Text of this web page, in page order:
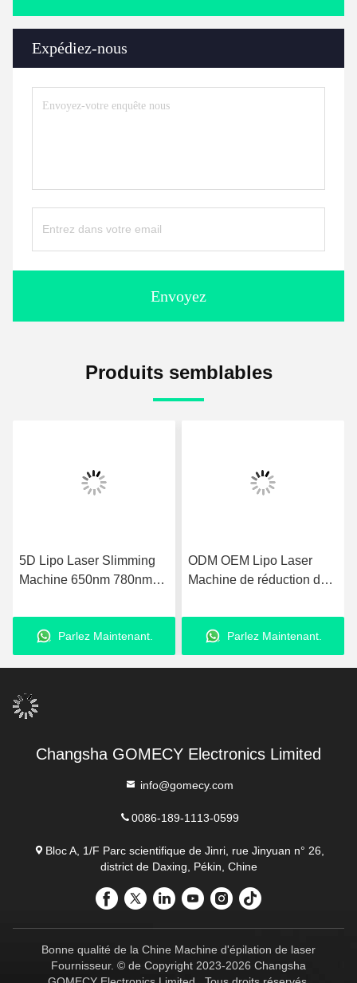
Expédiez-nous
Envoyez
Produits semblables
5D Lipo Laser Slimming
Machine 650nm 780nm
machine est équipée d'un
appareil de perte de poids
Parlez Maintenant.
ODM OEM Lipo Laser
Machine de réduction de
refroidissement à l'air / au
vent
Parlez Maintenant.
Changsha GOMECY Electronics Limited
info@gomecy.com
0086-189-1113-0599
Bloc A, 1/F Parc scientifique de Jinri, rue Jinyuan n° 26,
district de Daxing, Pékin, Chine
Bonne qualité de la Chine Machine d'épilation de laser
Fournisseur. © de Copyright 2023-2026 Changsha